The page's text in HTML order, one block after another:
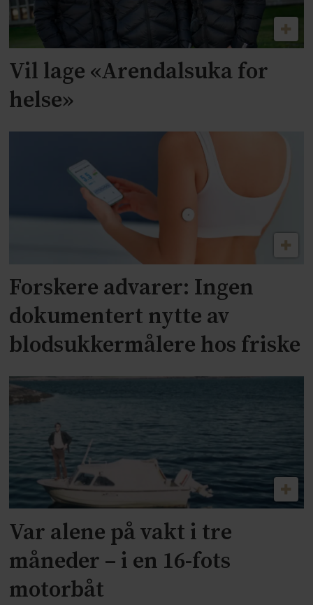
Vil lage «Arendalsuka for
helse»
Forskere advarer: Ingen
dokumentert nytte av
blodsukkermålere hos friske
Var alene på vakt i tre
måneder – i en 16-fots
motorbåt